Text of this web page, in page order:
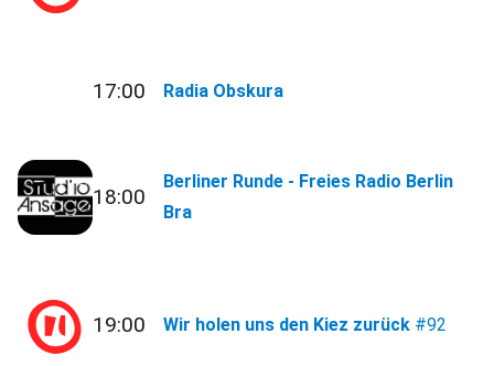
17:00 Radia Obskura
18:00
Berliner Runde - Freies Radio Berlin
Bra
19:00 Wir holen uns den Kiez zurück #92